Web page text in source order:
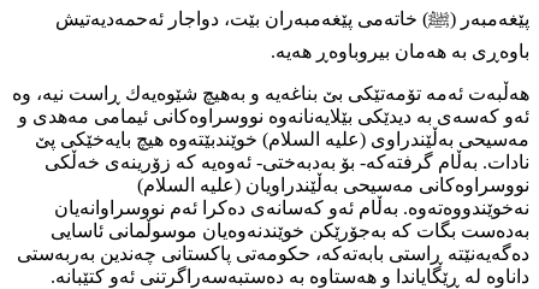
پێغەمبەر (ﷺ) خاتەمی پێغەمبەران بێت، دواجار ئەحمەدیەتیش
باوەڕی بە هەمان بیروباوەڕ هەیە.
هەڵبەت ئەمە تۆمەتێكی بێ بناغەیە و بەهیچ شێوەیەك ڕاست نیە، وە
ئەو كەسەی بە دیدێكی بێلایەنانەوە نووسراوەكانی ئیمامی مەهدی و
مەسیحی بەڵێندراوی (عليه السلام) خوێندبێتەوە هیچ بایەخێكی پێ
نادات. بەڵام گرفتەكە- بۆ بەدبەختی- ئەوەیە كە زۆرینەی خەڵكی
نووسراوەكانی مەسیحی بەڵێندراویان (عليه السلام)
نەخوێندووەتەوە. بەڵام ئەو كەسانەی دەكرا ئەم نووسراوانەیان
بەدەست بگات كە بەجۆرێكن خوێندنەوەیان موسوڵمانی ئاسایی
دەگەیەنێتە ڕاستی بابەتەكە، حكومەتی پاكستانی چەندین بەربەستی
داناوە لە ڕێگایاندا و هەستاوە بە دەستبەسەراگرتنی ئەو كتێبانە.